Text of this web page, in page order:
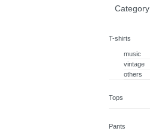
Category
T-shirts
music
vintage
others
Tops
Pants